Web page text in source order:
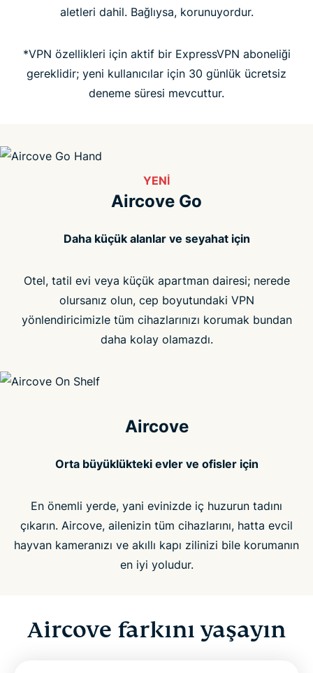
İnsanlar Aircove'u seviyor
aletleri dahil. Bağlıysa, korunuyordur.
*VPN özellikleri için aktif bir ExpressVPN aboneliği
gereklidir; yeni kullanıcılar için 30 günlük ücretsiz
deneme süresi mevcuttur.
YENI
Aircove Go
Daha küçük alanlar ve seyahat için
Otel, tatil evi veya küçük apartman dairesi; nerede
olursanız olun, cep boyutundaki VPN
yönlendiricimizle tüm cihazlarınızı korumak bundan
daha kolay olamazdı.
Aircove
Orta büyüklükteki evler ve ofisler için
En önemli yerde, yani evinizde iç huzurun tadını
çıkarın. Aircove, ailenizin tüm cihazlarını, hatta evcil
hayvan kameranızı ve akıllı kapı zilinizi bile korumanın
en iyi yoludur.
Aircove farkını yaşayın